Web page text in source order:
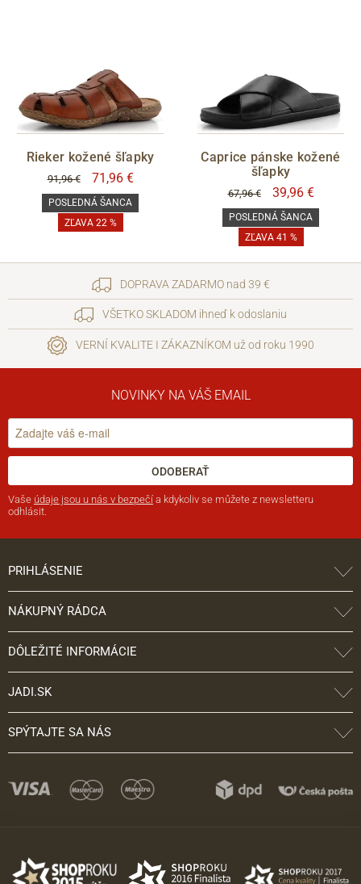
Rieker kožené šľapky
91,96 € 71,96 €
POSLEDNÁ ŠANCA
ZĽAVA 22 %
Caprice pánske kožené
šľapky
67,96 € 39,96 €
POSLEDNÁ ŠANCA
ZĽAVA 41 %
DOPRAVA ZADARMO nad 39 €
VŠETKO SKLADOM ihneď k odoslaniu
VERNÍ KVALITE I ZÁKAZNÍKOM už od roku 1990
NOVINKY NA VÁŠ EMAIL
ODOBERAŤ
Vaše údaje jsou u nás v bezpečí a kdykoliv se můžete z newsletteru
odhlásit.
PRIHLÁSENIE
NÁKUPNÝ RÁDCA
DÔLEŽITÉ INFORMÁCIE
JADI.SK
SPÝTAJTE SA NÁS